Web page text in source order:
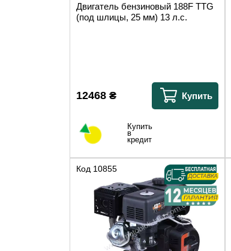
Двигатель бензиновый 188F TTG
(под шлицы, 25 мм) 13 л.с.
12468 ₴ Купить
Купить
в
кредит
Код 10855